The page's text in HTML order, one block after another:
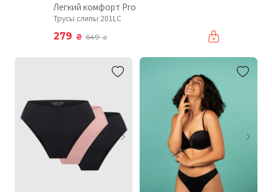
Легкий комфорт Pro
Трусы слипы 201LC
279 ₴ 649₴